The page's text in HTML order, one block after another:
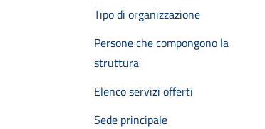
Tipo di organizzazione
Persone che compongono la
struttura
Elenco servizi offerti
Sede principale